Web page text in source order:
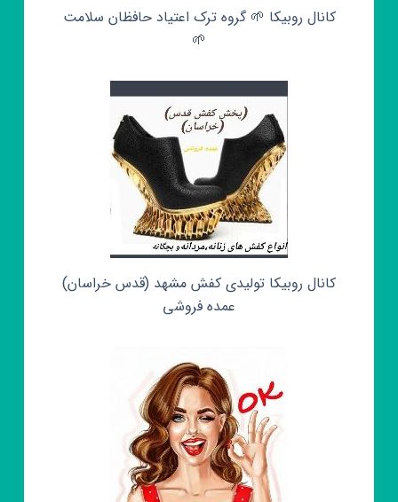
کانال روبیکا 🌱 گروه ترک اعتیاد حافظان سلامت
🌱
کانال روبیکا تولیدی کفش مشهد (قدس خراسان)
عمده فروشی